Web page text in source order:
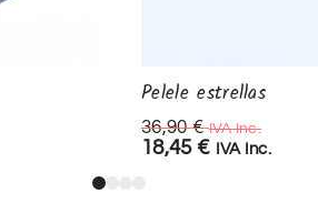
Pelele estrellas
36,90€ IVA Inc.
18,45 € IVA Inc.